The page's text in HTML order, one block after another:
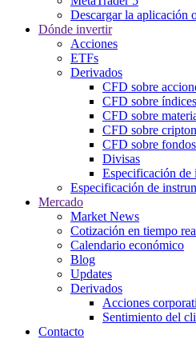
Descargar la aplicación
Dónde invertir
Acciones
ETFs
Derivados
CFD sobre
CFD sobre índices
CFD sobre
CFD sobre
CFD sobre
Divisas
Especificación de
Especificación de
Mercado
Market News
Cotización en tiempo
Calendario económico
Blog
Updates
Derivados
Acciones
Sentimiento del
Contacto